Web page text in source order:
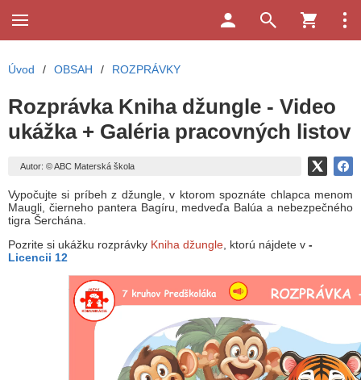
Úvod / OBSAH / ROZPRÁVKY
Rozprávka Kniha džungle - Video
ukážka + Galéria pracovných listov
Autor: © ABC Materská škola
Vypočujte si príbeh z džungle, v ktorom spoznáte chlapca menom
Maugli, čierneho pantera Bagíru, medveďa Balúa a nebezpečného
tigra Šerchána.
Pozrite si ukážku rozprávky Kniha džungle , ktorú nájdete v -
Licencii 12